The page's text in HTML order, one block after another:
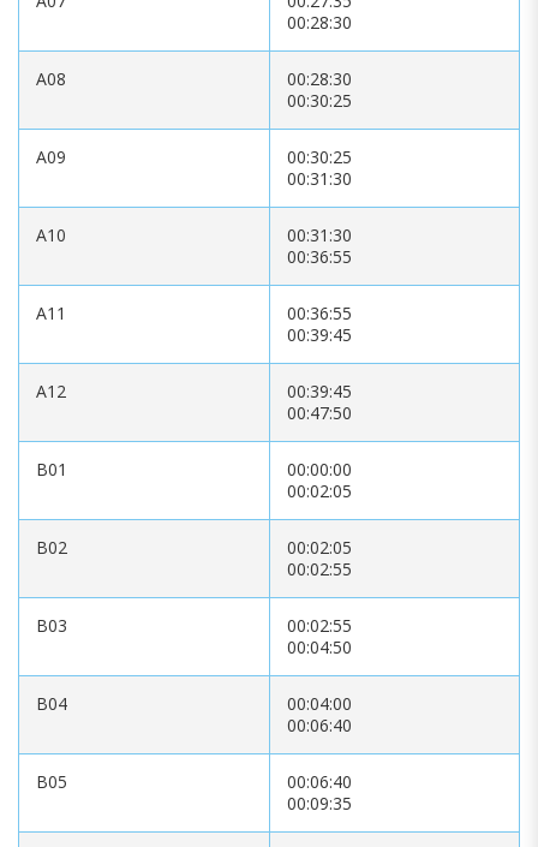
00:28:30
A08
00:28:30
00:30:25
A09
00:30:25
00:31:30
A10
00:31:30
00:36:55
A11
00:36:55
00:39:45
A12
00:39:45
00:47:50
B01
00:00:00
00:02:05
B02
00:02:05
00:02:55
B03
00:02:55
00:04:50
B04
00:04:00
00:06:40
B05
00:06:40
00:09:35